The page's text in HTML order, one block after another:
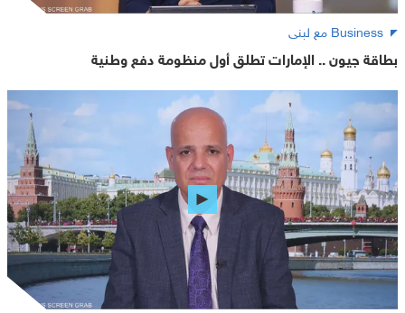
Business مع لبنى
بطاقة جيون .. الإمارات تطلق أول منظومة دفع وطنية